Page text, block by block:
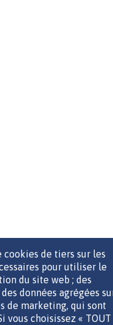
DE COMMUNICATION
cookies de tiers sur les
pour utiliser le
du site web ; des
données agrégées
de marketing, qui sont
vous choisissez « TOUT